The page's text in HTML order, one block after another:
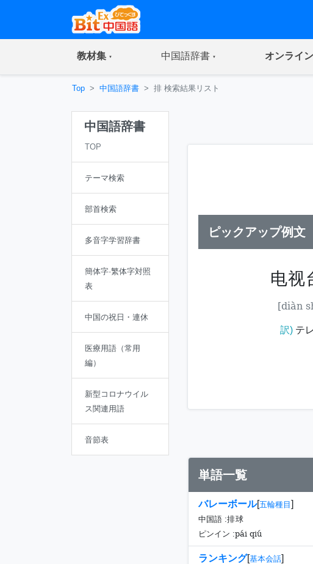
教材集(current) 中国語辞書(current) オンライ
Top 中国語辞書 排 検索結果リスト
中国語辞書
TOP
テーマ検索
部首検索
多音字学習辞書
簡体字·繁体字対照
表
中国の祝日・連休
医療用語（常用
編）
新型コロナウイル
ス関連用語
音節表
ピックアップ例文
电视
[diàn
訳)テ
単語一覧
バレーボール[五輪種目 ]
中国語 :排球
ピンイン :pái qiú
ランキング[基本会話]